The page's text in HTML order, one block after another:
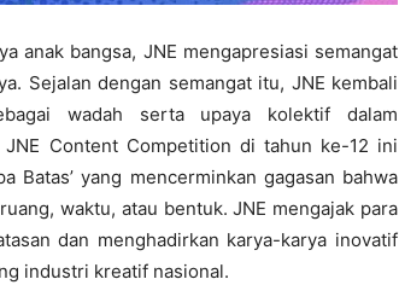
anak bangsa, JNE mengapresiasi semangat
Sejalan dengan semangat itu, JNE kembali
wadah serta upaya kolektif dalam
JNE Content Competition di tahun ke-12 ini
Batas’ yang mencerminkan gagasan bahwa
waktu, atau bentuk. JNE mengajak para
dan menghadirkan karya-karya inovatif
industri kreatif nasional.